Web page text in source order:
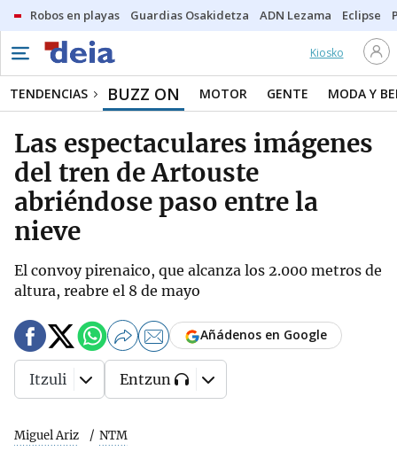
Robos en playas Guardias Osakidetza ADN Lezama Eclipse
Kiosko
TENDENCIAS BUZZ ON MOTOR GENTE MODA Y
Las espectaculares imágenes
del tren de Artouste
abriéndose paso entre la
nieve
El convoy pirenaico, que alcanza los 2.000 metros de
altura, reabre el 8 de mayo
Miguel Ariz NTM
Añádenos en Google
Itzuli Entzun